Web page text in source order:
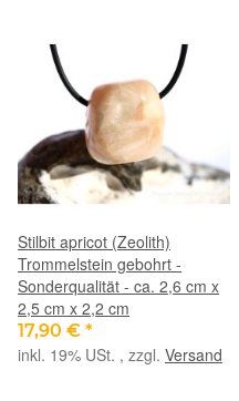
Stilbit apricot (Zeolith)
Trommelstein gebohrt -
Sonderqualität - ca. 2,6 cm x
2,5 cm x 2,2 cm
17,90 € *
inkl. 19% USt. , zzgl. Versand